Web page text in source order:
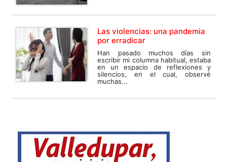
Las violencias: una pandemia
por erradicar
Han pasado muchos días sin
escribir mi columna habitual, estaba
en un espacio de reflexiones y
silencios, en el cual, observé
muchas...